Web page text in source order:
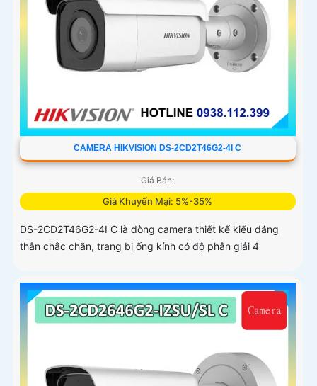
CAMERA HIKVISION DS-2CD2T46G2-4I C
Giá Bán:
Giá Khuyến Mại: 5%-35%
DS-2CD2T46G2-4I C là dòng camera thiết kế kiểu dáng
thân chắc chắn, trang bị ống kính có độ phân giải 4